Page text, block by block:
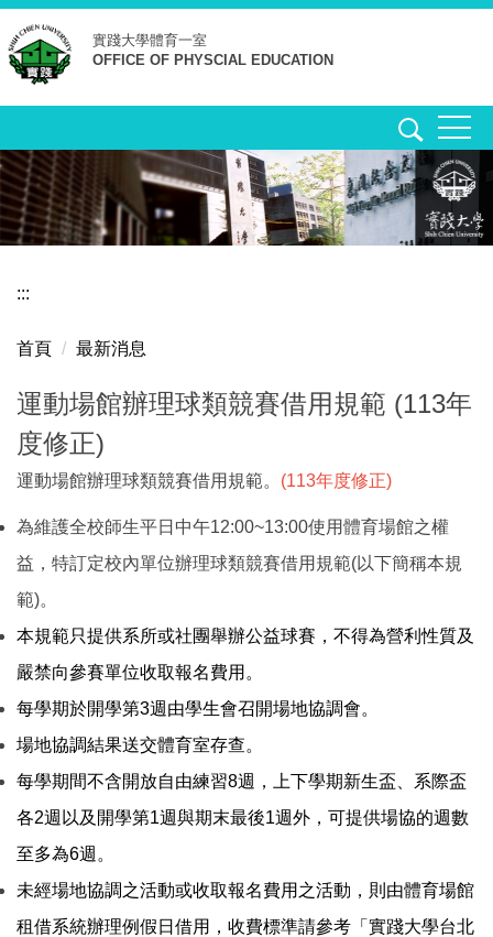
跳
到
主
要
容
區
實踐大學體育一室
OFFICE OF PHYSCIAL EDUCATION
:::
首頁 最新消息
運動場館辦理球類競賽借用規範 (113年
度修正)
運動場館辦理球類競賽借用規範。 (113年度修正)
為維護全校師生平日中午12:00~13:00使用體育場館之權
益，特訂定校內單位辦理球類競賽借用規範(以下簡稱本規
範)。
本規範只提供系所或社團舉辦公益球賽，不得為營利性質及
嚴禁向參賽單位收取報名費用。
每學期於開學第3週由學生會召開場地協調會。
場地協調結果送交體育室存查。
每學期間不含開放自由練習8週，上下學期新生盃、系際盃
各2週以及開學第1週與期末最後1週外，可提供場協的週數
至多為6週。
未經場地協調之活動或收取報名費用之活動，則由體育場館
租借系統辦理例假日借用，收費標準請參考「實踐大學台北